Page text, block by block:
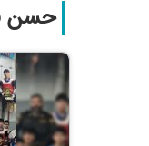
حسن